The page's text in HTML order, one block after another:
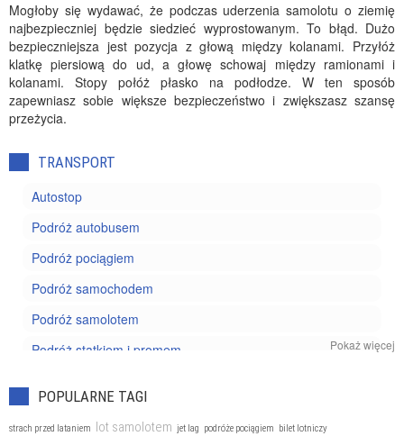
Mogłoby się wydawać, że podczas uderzenia samolotu o ziemię
najbezpieczniej będzie siedzieć wyprostowanym. To błąd. Dużo
bezpieczniejsza jest pozycja z głową między kolanami. Przyłóż
klatkę piersiową do ud, a głowę schowaj między ramionami i
kolanami. Stopy połóż płasko na podłodze. W ten sposób
zapewniasz sobie większe bezpieczeństwo i zwiększasz szansę
przeżycia.
TRANSPORT
Autostop
Podróż autobusem
Podróż pociągiem
Podróż samochodem
Podróż samolotem
Podróż statkiem i promem
Pokaż więcej
POPULARNE TAGI
strach przed lataniem lot samolotem jet lag podróże pociągiem bilet lotniczy